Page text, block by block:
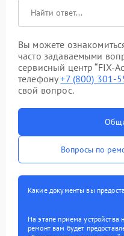
Вы можете
часто задаваемыми
сервисный центр “FIX-
телефону+7 (800) 301-
свой вопрос.
Вопросы по
Какие документы вы
На этапе приема
ремонт вам будет